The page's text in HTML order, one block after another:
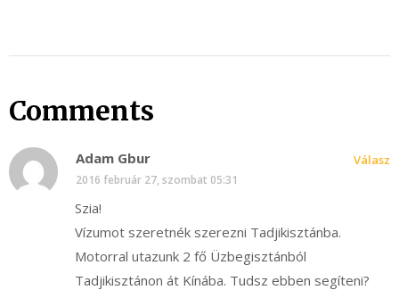
Comments
Adam Gbur
2016 február 27, szombat 05:31
Szia!
Vízumot szeretnék szerezni Tadjikisztánba.
Motorral utazunk 2 fő Üzbegisztánból
Tadjikisztánon át Kínába. Tudsz ebben segíteni?
Válasz